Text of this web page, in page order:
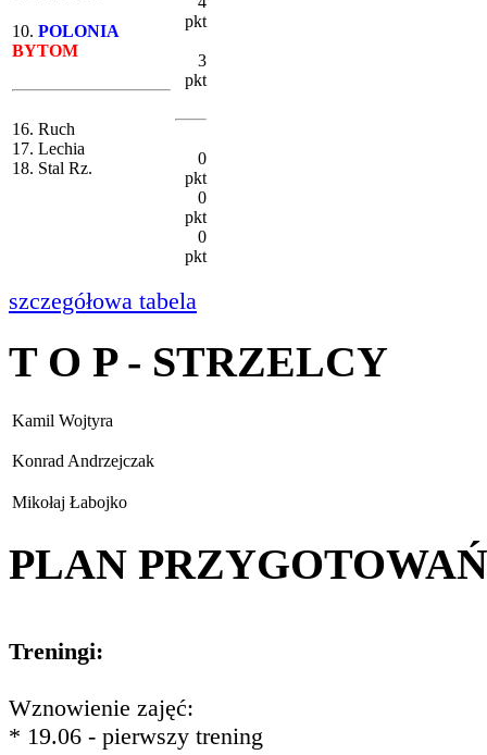
10. POLONIA
BYTOM
16. Ruch
17. Lechia
18. Stal Rz.
pkt
3
pkt
0
pkt
0
pkt
0
pkt
szczegółowa tabela
T O P - STRZELCY
Kamil Wojtyra
Konrad Andrzejczak
Mikołaj Łabojko
PLAN PRZYGOTOWAŃ
Treningi:
Wznowienie zajęć:
* 19.06 - pierwszy trening